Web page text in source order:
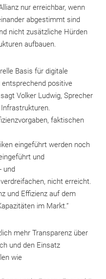
nur erreichbar, wenn
abgestimmt sind
nicht zusätzliche Hürden
aufbauen.
Basis für digitale
positive
Volker Ludwig, Sprecher
faktischen
eingeführt werden noch
und
und
nicht erreicht.
und Effizienz auf dem
im Markt.“
mehr Transparenz über
und den Einsatz
wie